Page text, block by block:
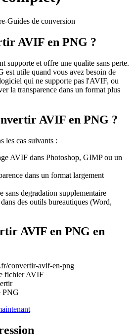
-Guides de conversion
AVIF en PNG ?
supporte et offre une qualite sans perte.
utile quand vous avez besoin de
qui ne supporte pas l'AVIF, ou
la transparence dans un format plus
AVIF en PNG ?
les cas suivants :
AVIF dans Photoshop, GIMP ou un
dans un format largement
sans degradation supplementaire
des outils bureautiques (Word,
AVIF en PNG en
convertir-avif-en-png
fichier AVIF
PNG